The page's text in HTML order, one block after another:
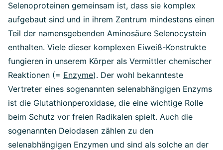
Selenoproteinen gemeinsam ist, dass sie komplex
aufgebaut sind und in ihrem Zentrum mindestens einen
Teil der namensgebenden Aminosäure Selenocystein
enthalten. Viele dieser komplexen Eiweiß-Konstrukte
fungieren in unserem Körper als Vermittler chemischer
Reaktionen (= Enzyme). Der wohl bekannteste
Vertreter eines sogenannten selenabhängigen Enzyms
ist die Glutathionperoxidase, die eine wichtige Rolle
beim Schutz vor freien Radikalen spielt. Auch die
sogenannten Deiodasen zählen zu den
selenabhängigen Enzymen und sind als solche an der